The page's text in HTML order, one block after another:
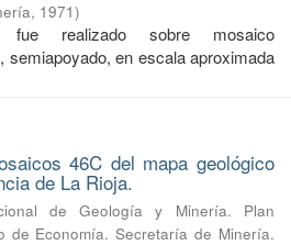
, 1971)
realizado sobre mosaico
semiapoyado, en escala aproximada
46C del mapa geológico
de La Rioja.
de Geología y Minería. Plan
de Economía. Secretaría de Minería.